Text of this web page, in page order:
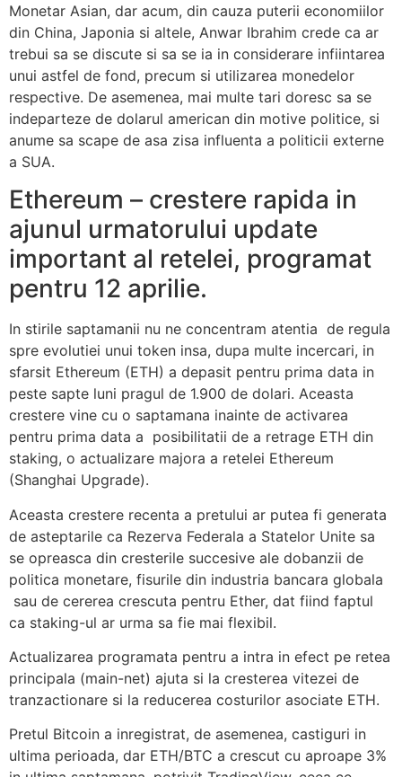
Monetar Asian, dar acum, din cauza puterii economiilor
din China, Japonia si altele, Anwar Ibrahim crede ca ar
trebui sa se discute si sa se ia in considerare infiintarea
unui astfel de fond, precum si utilizarea monedelor
respective. De asemenea, mai multe tari doresc sa se
indeparteze de dolarul american din motive politice, si
anume sa scape de asa zisa influenta a politicii externe
a SUA.
Ethereum – crestere rapida in
ajunul urmatorului update
important al retelei, programat
pentru 12 aprilie.
In stirile saptamanii nu ne concentram atentia de regula
spre evolutiei unui token insa, dupa multe incercari, in
sfarsit Ethereum (ETH) a depasit pentru prima data in
peste sapte luni pragul de 1.900 de dolari. Aceasta
crestere vine cu o saptamana inainte de activarea
pentru prima data a posibilitatii de a retrage ETH din
staking, o actualizare majora a retelei Ethereum
(Shanghai Upgrade).
Aceasta crestere recenta a pretului ar putea fi generata
de asteptarile ca Rezerva Federala a Statelor Unite sa
se opreasca din cresterile succesive ale dobanzii de
politica monetare, fisurile din industria bancara globala
sau de cererea crescuta pentru Ether, dat fiind faptul
ca staking-ul ar urma sa fie mai flexibil.
Actualizarea programata pentru a intra in efect pe retea
principala (main-net) ajuta si la cresterea vitezei de
tranzactionare si la reducerea costurilor asociate ETH.
Pretul Bitcoin a inregistrat, de asemenea, castiguri in
ultima perioada, dar ETH/BTC a crescut cu aproape 3%